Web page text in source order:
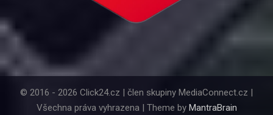
© 2016 - 2026 Click24.cz | člen skupiny MediaConnect.cz |
Všechna práva vyhrazena | Theme by MantraBrain